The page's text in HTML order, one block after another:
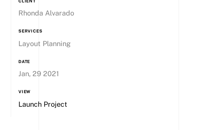
Rhonda Alvarado
SERVICES
Layout Planning
DATE
Jan, 29 2021
VIEW
Launch Project